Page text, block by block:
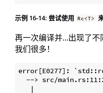
示例 16-14: 尝试使用 Rc<T>
再一次编译并...出现了
我们很多！
error[E0277]:
--> src/
   |